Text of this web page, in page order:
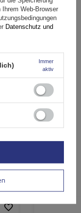
Web-Browser
Datenschutz und
Immer
aktiv